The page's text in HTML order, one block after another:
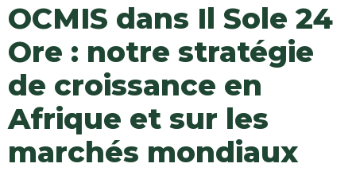
ici
OCMIS dans Il Sole 24
Ore : notre stratégie
de croissance en
Afrique et sur les
marchés mondiaux